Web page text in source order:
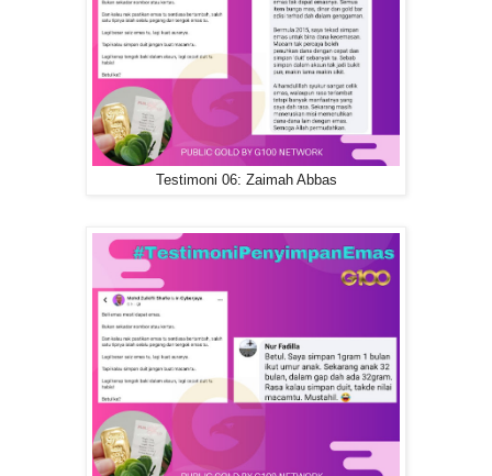
Testimoni 06: Zaimah Abbas